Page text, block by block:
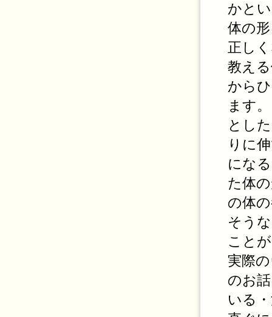
かと
体の
正し
教え
から
ます
とし
りに
にな
た体
の体
そう
こと
実際
のお
いる